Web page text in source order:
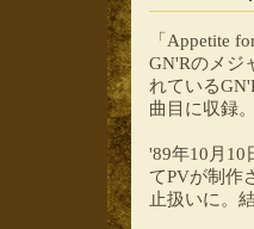
「Appetite
GN'Rのメジ
れている
曲目に収録。
'89年10月10
てPVが制作
止扱いに。